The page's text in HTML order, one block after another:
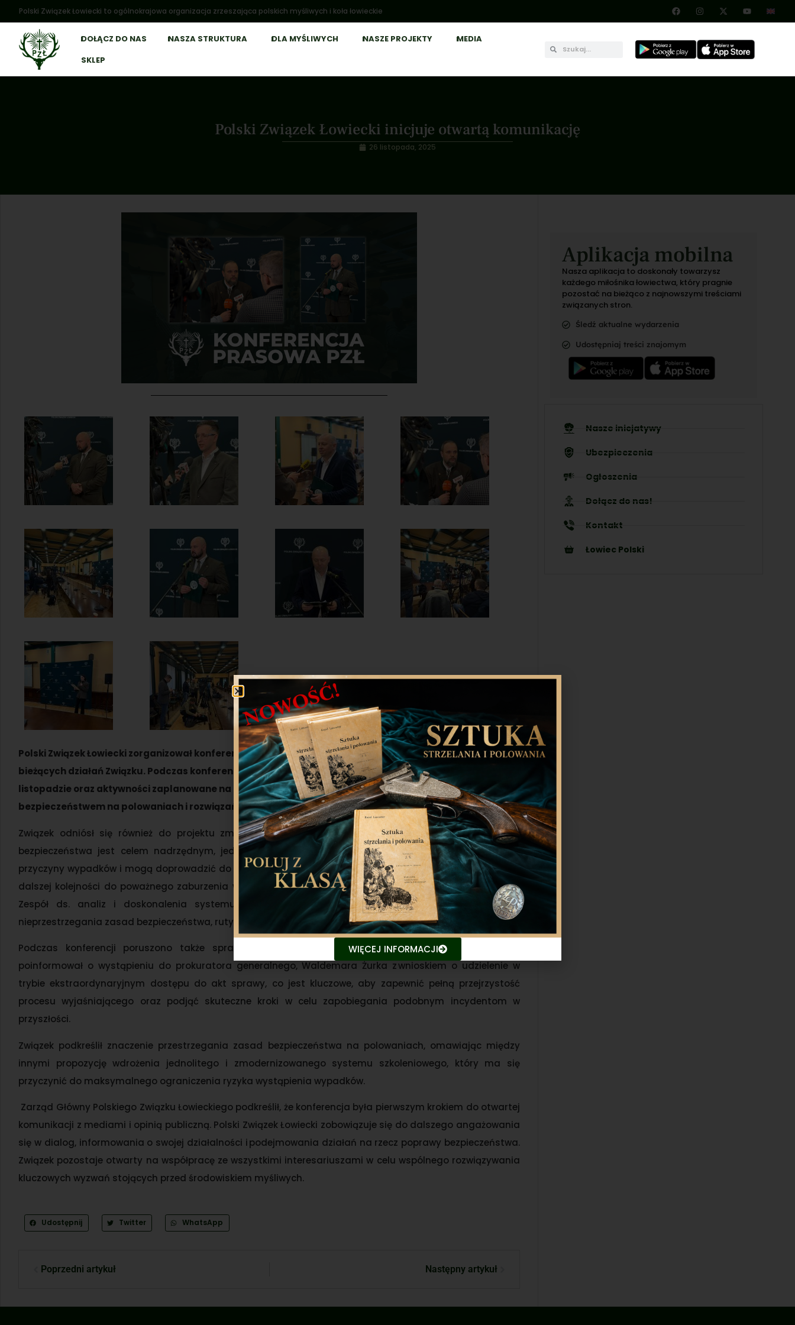
Polski Związek Łowiecki to ogólnokrajowa organizacja zrzeszająca polskich myśliwych i koła łowieckie
DOŁĄCZ DO NAS NASZA STRUKTURA DLA MYŚLIWYCH NASZE PROJEKTY
MEDIA
SKLEP
Polski Związek Łowiecki inicjuje otwartą komunikację
26 listopada, 2025
Polski Związek Łowiecki zorganizował konferencję prasową inicjującą otwartą komunikację na temat
bieżących działań Związku. Podczas konferencji przedstawiciele Związku omówili działania prowadzone w
listopadzie oraz aktywności zaplanowane na grudzień. Poruszyli także kwestie działań związanych z
bezpieczeństwem na polowaniach i rozwiązań, które mają usprawnić pracę myśliwych.
Związek odniósł się również do projektu zmiany ustawy o broni i amunicji, zaznaczając, że poprawa
bezpieczeństwa jest celem nadrzędnym, jednak proponowane rozwiązania nie odpowiedzą na główne
przyczyny wypadków i mogą doprowadzić do zachwiania funkcjonowania całego systemu łowieckiego, a w
dalszej kolejności do poważnego zaburzenia w zarządzaniu gospodarką przyrodniczą. Jak przeanalizował
Zespół ds. analiz i doskonalenia systemu bezpieczeństwa, wypadki wynikają przede wszystkim z
nieprzestrzegania zasad bezpieczeństwa, rutyny i błędów ludzkich – nie z przyczyn medycznych.
Podczas konferencji poruszono także sprawę postrzelenia myśliwego z dnia 11 listopada. Związek
poinformował o wystąpieniu do prokuratora generalnego, Waldemara Żurka z wnioskiem o udzielenie w
trybie ekstraordynaryjnym dostępu do akt sprawy, co jest kluczowe, aby zapewnić pełną przejrzystość
procesu wyjaśniającego oraz podjąć skuteczne kroki w celu zapobiegania podobnym incydentom w
przyszłości.
Związek podkreślił znaczenie przestrzegania zasad bezpieczeństwa na polowaniach, omawiając między
innymi propozycję wdrożenia jednolitego i zmodernizowanego systemu szkoleniowego, który ma się
przyczynić do maksymalnego ograniczenia ryzyka wystąpienia wypadków.
Zarząd Główny Polskiego Związku Łowieckiego podkreślił, że konferencja była pierwszym krokiem do otwartej
komunikacji z mediami i opinią publiczną. Polski Związek Łowiecki zobowiązuje się do dalszego angażowania
się w dialog, informowania o swojej działalności i podejmowania działań na rzecz poprawy bezpieczeństwa.
Związek pozostaje otwarty na współpracę ze wszystkimi interesariuszami w celu wspólnego rozwiązywania
kluczowych wyzwań stojących przed środowiskiem myśliwych.
Udostępnij Twitter WhatsApp
Poprzedni artykuł Następny artykuł
Aplikacja mobilna
Nasza aplikacja to doskonały towarzysz
każdego miłośnika łowiectwa, który pragnie
pozostać na bieżąco z najnowszymi treściami
związanych stron.
Śledź aktualne wydarzenia
Udostępniaj treści znajomym
Nasze inicjatywy
Ubezpieczenia
Ogłoszenia
Dołącz do nas!
Kontakt
Łowiec Polski
WIĘCEJ INFORMACJI